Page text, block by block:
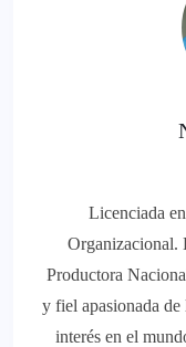
Licenciada
Organizacional.
Productora
y fiel apasionada
interés en el